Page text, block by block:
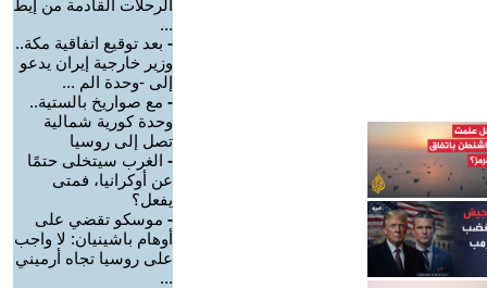
الرحلات القادمة من إيط
...
- بعد توقيع اتفاقية مكة..
وزير خارجية إيران يدعو
إلى -وحدة الم ...
- مع صواريخ بالستية..
وحدة كورية شمالية
تصل إلى روسيا
- الغرب سيتخلى حتمًا
عن أوكرانيا، فمتى
يفعل؟
- موسكو تقضي على
أوهام باشينيان: لا واجب
على روسيا تجاه أرميني
...